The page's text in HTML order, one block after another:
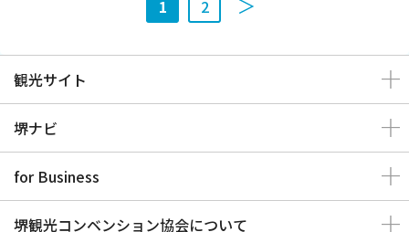
1 2
観光サイト
堺ナビ
for Business
堺観光コンベンション協会について